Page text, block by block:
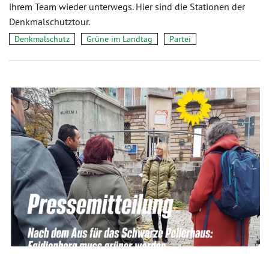
ihrem Team wieder unterwegs. Hier sind die Stationen der
Denkmalschutztour.
Denkmalschutz Grüne im Landtag Partei